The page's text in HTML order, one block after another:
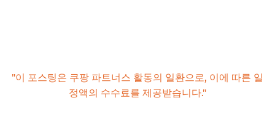
"이 포스팅은 쿠팡 파트너스 활동의 일환으로, 이에 따른 일
정액의 수수료를 제공받습니다."